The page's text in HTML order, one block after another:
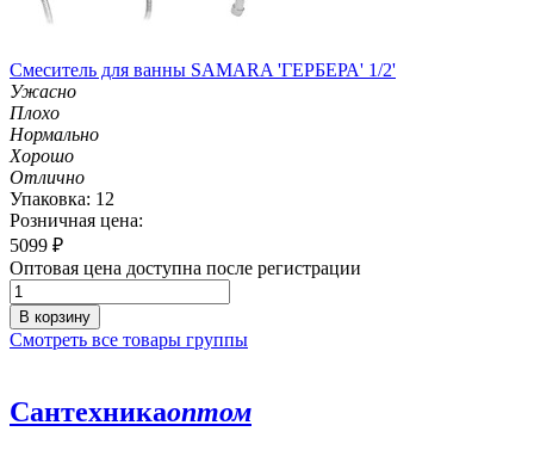
Смеситель для ванны SAMARA 'ГЕРБЕРА' 1/2'
Ужасно
Плохо
Нормально
Хорошо
Отлично
Упаковка: 12
Розничная цена:
5099 ₽
Оптовая цена доступна после регистрации
В корзину
Смотреть все товары группы
Сантехникаоптом